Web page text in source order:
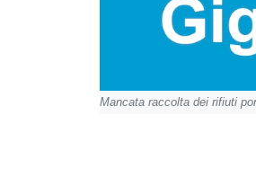
Mancata raccolta dei rifiuti